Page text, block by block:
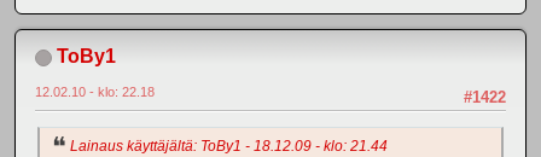
ToBy1
#1422
12.02.10 - klo: 22.18
Lainaus käyttäjältä: ToBy1 - 18.12.09 - klo: 21.44